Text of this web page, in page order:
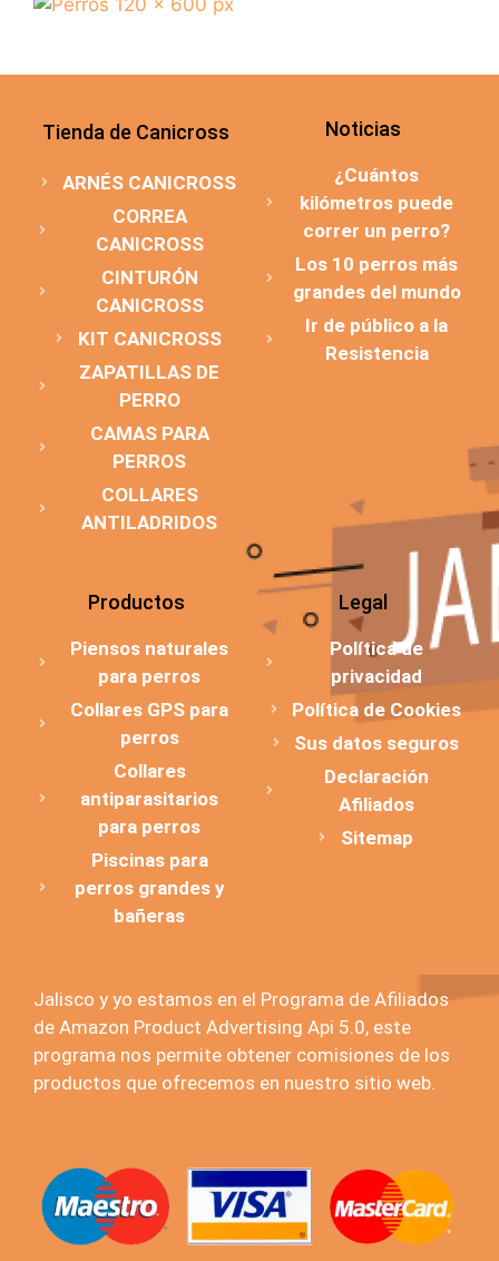
Tienda de Canicross
ARNÉS CANICROSS
CORREA
CANICROSS
CINTURÓN
CANICROSS
KIT CANICROSS
ZAPATILLAS DE
PERRO
CAMAS PARA
PERROS
COLLARES
ANTILADRIDOS
Noticias
¿Cuántos
kilómetros puede
correr un perro?
Los 10 perros más
grandes del mundo
Ir de público a la
Resistencia
Productos
Piensos naturales
para perros
Collares GPS para
perros
Collares
antiparasitarios
para perros
Piscinas para
perros grandes y
bañeras
Legal
Política de
privacidad
Política de Cookies
Sus datos seguros
Declaración
Afiliados
Sitemap
Jalisco y yo estamos en el Programa de Afiliados
de Amazon Product Advertising Api 5.0, este
programa nos permite obtener comisiones de los
productos que ofrecemos en nuestro sitio web.